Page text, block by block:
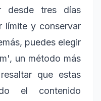
desde tres días
límite y conservar
puedes elegir
un método más
que estas
el contenido